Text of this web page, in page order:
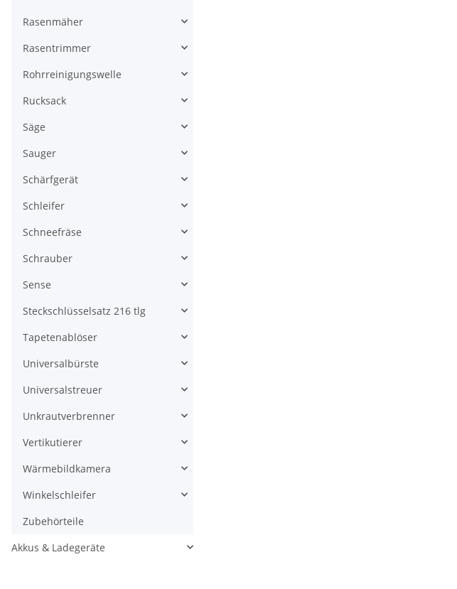
Rasenmäher
Rasentrimmer
Rohrreinigungswelle
Rucksack
Säge
Sauger
Schärfgerät
Schleifer
Schneefräse
Schrauber
Sense
Steckschlüsselsatz 216 tlg
Tapetenablöser
Universalbürste
Universalstreuer
Unkrautverbrenner
Vertikutierer
Wärmebildkamera
Winkelschleifer
Zubehörteile
Akkus & Ladegeräte